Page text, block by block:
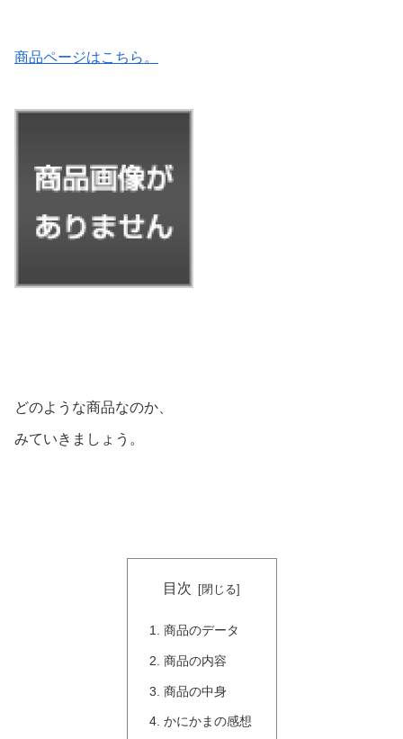
商品ページはこちら。
どのような商品なのか、
みていきましょう。
目次
商品のデータ
商品の内容
商品の中身
かにかまの感想